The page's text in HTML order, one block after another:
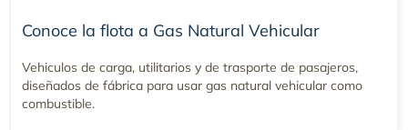
Conoce la flota a Gas Natural Vehicular
Vehiculos de carga, utilitarios y de trasporte de pasajeros,
diseñados de fábrica para usar gas natural vehicular como
combustible.